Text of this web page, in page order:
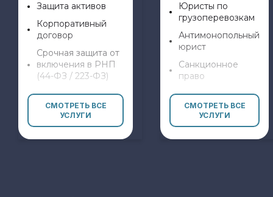
Защита активов
Корпоративный
договор
Срочная защита от
включения в РНП
(44-ФЗ / 223-ФЗ)
Сфера госзакупок
и тендеров
СМОТРЕТЬ ВСЕ
УСЛУГИ
Юристы по
грузоперевозкам
Антимонопольный
юрист
Санкционное
право
Международное
право
СМОТРЕТЬ ВСЕ
УСЛУГИ